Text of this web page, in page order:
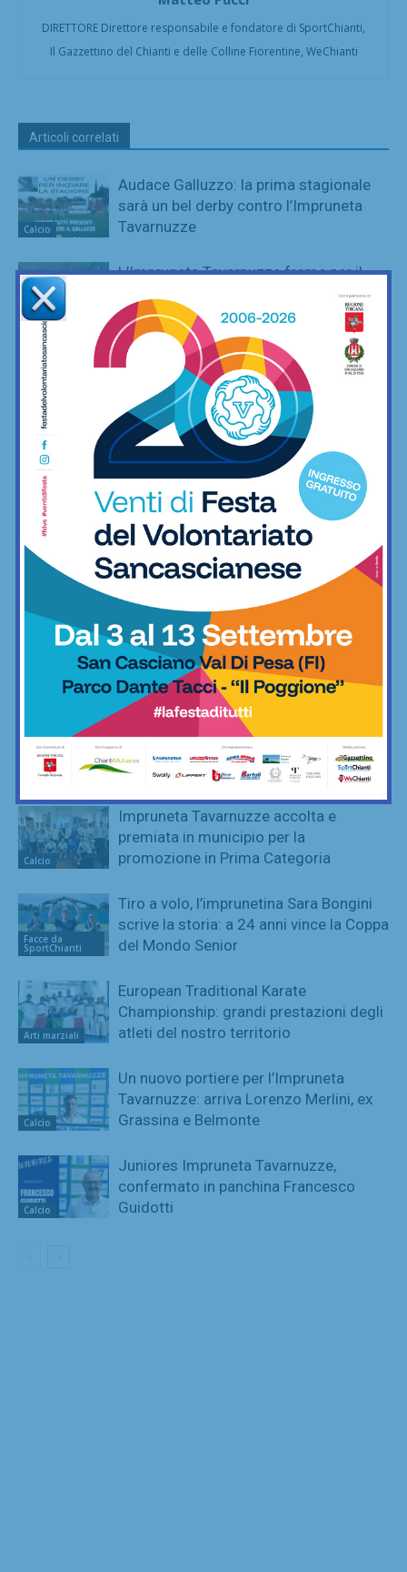
DIRETTORE Direttore responsabile e fondatore di SportChianti,
Il Gazzettino del Chianti e delle Colline Fiorentine, WeChianti
Articoli correlati
Calcio
Audace Galluzzo: la prima stagionale
sarà un bel derby contro l’Impruneta
Tavarnuzze
Calcio
L’Impruneta Tavarnuzze freme per il
ritorno in Prima Categoria: tra tre
settimane il via alla preparazione. Ecco
la rosa 2026/27
Calcio
Impruneta Tavarnuzze, grande novità
per la prossima stagione: nasce la
squadra Under 18
Impruneta
Tiro a volo: le vittorie di Sara Bongini
celebrate anche in palazzo comunale
Impruneta Tavarnuzze, alla guida degli
Allievi B (2011) ci sarà Francesco
Gallori
Confermato: Alessandro Batignani alla
guida dei 2012 dell’Impruneta
Tavarnuzze
Impruneta
Tiro a volo, l’imprunetina Sara Bongini
“on fire”: vince anche l’Italian Open
Green Cup
Calcio
Impruneta Tavarnuzze accolta e
premiata in municipio per la
promozione in Prima Categoria
Facce da
SportChianti
Tiro a volo, l’imprunetina Sara Bongini
scrive la storia: a 24 anni vince la Coppa
del Mondo Senior
Arti marziali
European Traditional Karate
Championship: grandi prestazioni degli
atleti del nostro territorio
Calcio
Un nuovo portiere per l’Impruneta
Tavarnuzze: arriva Lorenzo Merlini, ex
Grassina e Belmonte
Calcio
Juniores Impruneta Tavarnuzze,
confermato in panchina Francesco
Guidotti